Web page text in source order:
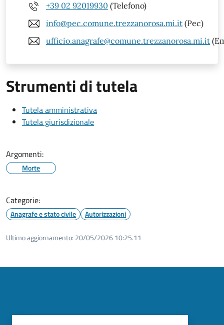
+39 02 92019930 (Telefono)
info@pec.comune.trezzanorosa.mi.it (Pec)
ufficio.anagrafe@comune.trezzanorosa.mi.it
Strumenti di tutela
Tutela amministrativa
Tutela giurisdizionale
Argomenti:
Morte
Categorie:
Anagrafe e stato civile Autorizzazioni
Ultimo aggiornamento: 20/05/2026 10:25.11